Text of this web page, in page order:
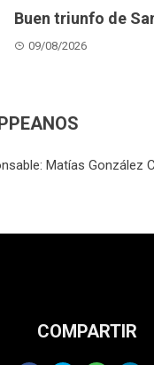
Buen triunfo de
09/08/2026
Matías González
COMPARTIR